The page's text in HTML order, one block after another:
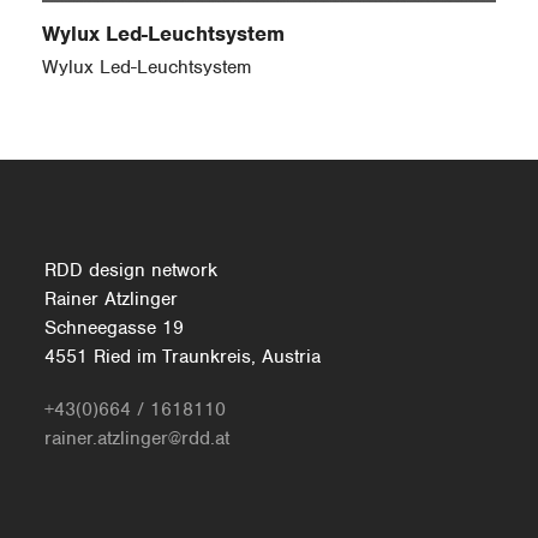
Wylux Led-Leuchtsystem
Wylux Led-Leuchtsystem
RDD design network
Rainer Atzlinger
Schneegasse 19
4551 Ried im Traunkreis, Austria
+43(0)664 / 1618110
rainer.atzlinger@rdd.at